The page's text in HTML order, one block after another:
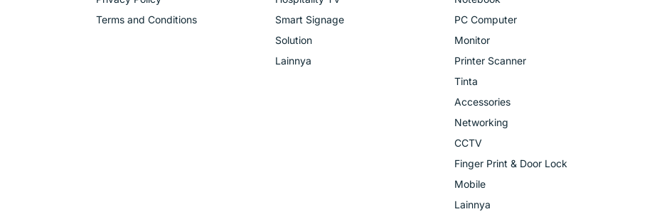
Terms and Conditions
Smart Signage
Solution
Lainnya
PC Computer
Monitor
Printer Scanner
Tinta
Accessories
Networking
CCTV
Finger Print & Door Lock
Mobile
Lainnya